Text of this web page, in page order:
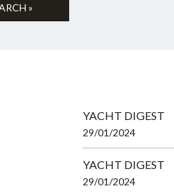
YACHT DIGEST
29/01/2024
YACHT DIGEST
29/01/2024